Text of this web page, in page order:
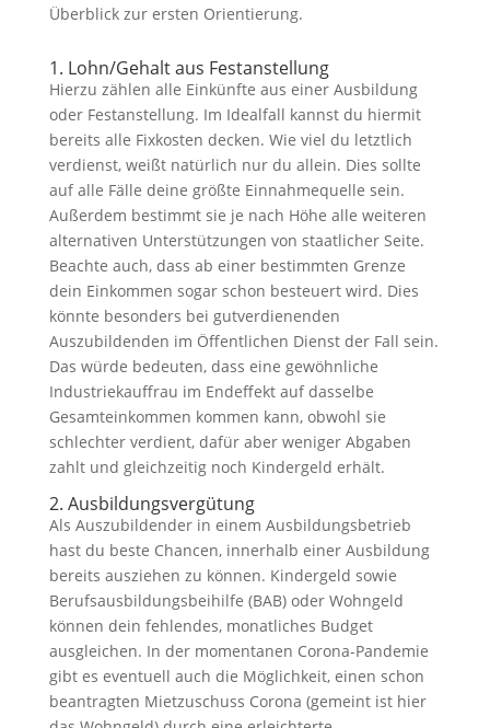
Überblick zur ersten Orientierung.
1. Lohn/Gehalt aus Festanstellung
Hierzu zählen alle Einkünfte aus einer Ausbildung
oder Festanstellung. Im Idealfall kannst du hiermit
bereits alle Fixkosten decken. Wie viel du letztlich
verdienst, weißt natürlich nur du allein. Dies sollte
auf alle Fälle deine größte Einnahmequelle sein.
Außerdem bestimmt sie je nach Höhe alle weiteren
alternativen Unterstützungen von staatlicher Seite.
Beachte auch, dass ab einer bestimmten Grenze
dein Einkommen sogar schon besteuert wird. Dies
könnte besonders bei gutverdienenden
Auszubildenden im Öffentlichen Dienst der Fall sein.
Das würde bedeuten, dass eine gewöhnliche
Industriekauffrau im Endeffekt auf dasselbe
Gesamteinkommen kommen kann, obwohl sie
schlechter verdient, dafür aber weniger Abgaben
zahlt und gleichzeitig noch Kindergeld erhält.
2. Ausbildungsvergütung
Als Auszubildender in einem Ausbildungsbetrieb
hast du beste Chancen, innerhalb einer Ausbildung
bereits ausziehen zu können. Kindergeld sowie
Berufsausbildungsbeihilfe (BAB) oder Wohngeld
können dein fehlendes, monatliches Budget
ausgleichen. In der momentanen Corona-Pandemie
gibt es eventuell auch die Möglichkeit, einen schon
beantragten Mietzuschuss Corona (gemeint ist hier